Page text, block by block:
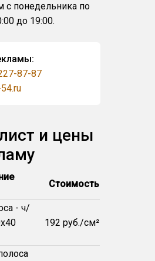
с понедельника по
до 19:00.
87-87
и цены
Стоимость
- ч/
192 руб./см²